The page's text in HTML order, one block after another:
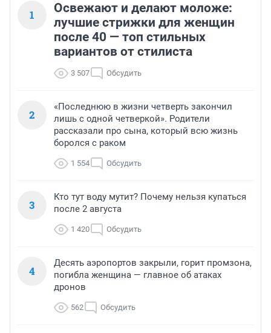
1
Освежают и делают моложе:
лучшие стрижки для женщин
после 40 — топ стильных
вариантов от стилиста
3 507 Обсудить
2
«Последнюю в жизни четверть закончил
лишь с одной четверкой». Родители
рассказали про сына, который всю жизнь
боролся с раком
1 554 Обсудить
3
Кто тут воду мутит? Почему нельзя купаться
после 2 августа
1 420 Обсудить
4
Десять аэропортов закрыли, горит промзона,
погибла женщина — главное об атаках
дронов
562 Обсудить